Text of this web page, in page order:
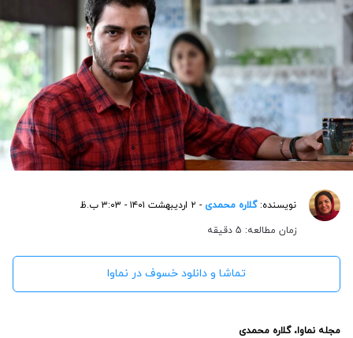
نویسنده: گلاره محمدی - ۲ اردیبهشت ۱۴۰۱ - ۳:۰۳ ب.ظ
زمان مطالعه: 5 دقیقه
تماشا و دانلود خسوف در نماوا
مجله نماوا، گلاره محمدی